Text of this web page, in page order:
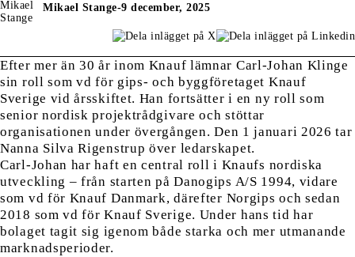
Mikael Stange-9 december, 2025
Efter mer än 30 år inom Knauf lämnar Carl-Johan Klinge
sin roll som vd för gips- och byggföretaget Knauf
Sverige vid årsskiftet. Han fortsätter i en ny roll som
senior nordisk projektrådgivare och stöttar
organisationen under övergången. Den 1 januari 2026 tar
Nanna Silva Rigenstrup över ledarskapet.
Carl-Johan har haft en central roll i Knaufs nordiska
utveckling – från starten på Danogips A/S 1994, vidare
som vd för Knauf Danmark, därefter Norgips och sedan
2018 som vd för Knauf Sverige. Under hans tid har
bolaget tagit sig igenom både starka och mer utmanande
marknadsperioder.